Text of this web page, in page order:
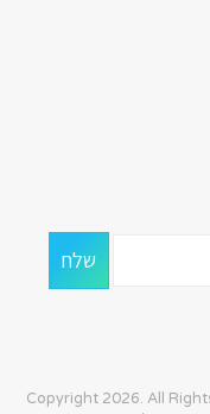
© Copyright 2026. All